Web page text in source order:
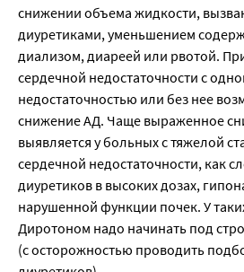
снижении объема жидкости,
диуретиками, уменьшением
диализом, диареей или рвотой.
сердечной недостаточности с
недостаточностью или без нее
снижение АД. Чаще выраженное
выявляется у больных с тяжелой
сердечной недостаточности, как
диуретиков в высоких дозах,
нарушенной функции почек. У
Диротоном надо начинать под
(с осторожностью проводить